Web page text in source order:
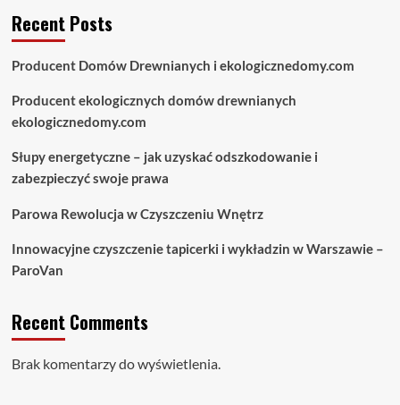
Recent Posts
Producent Domów Drewnianych i ekologicznedomy.com
Producent ekologicznych domów drewnianych
ekologicznedomy.com
Słupy energetyczne – jak uzyskać odszkodowanie i
zabezpieczyć swoje prawa
Parowa Rewolucja w Czyszczeniu Wnętrz
Innowacyjne czyszczenie tapicerki i wykładzin w Warszawie –
ParoVan
Recent Comments
Brak komentarzy do wyświetlenia.